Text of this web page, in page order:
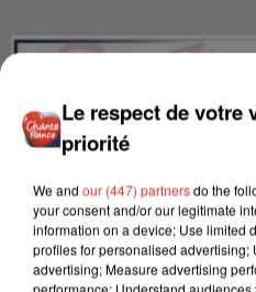
Le respect de votre
priorité
We and our (447) partnersdo the
your consent and/or our legitimate
information on a device; Use limited
profiles for personalised
advertising; Measure advertising
performance; Understand